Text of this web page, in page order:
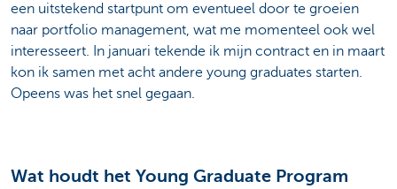
een uitstekend startpunt om eventueel door te groeien
naar portfolio management, wat me momenteel ook wel
interesseert. In januari tekende ik mijn contract en in maart
kon ik samen met acht andere young graduates starten.
Opeens was het snel gegaan.
Wat houdt het Young Graduate Program